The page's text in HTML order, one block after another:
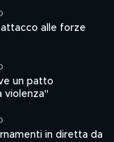
attacco alle forze
un patto
violenza"
in diretta da